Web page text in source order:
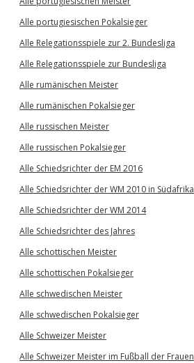
Alle portugiesischen Pokalsieger
Alle Relegationsspiele zur 2. Bundesliga
Alle Relegationsspiele zur Bundesliga
Alle rumänischen Meister
Alle rumänischen Pokalsieger
Alle russischen Meister
Alle russischen Pokalsieger
Alle Schiedsrichter der EM 2016
Alle Schiedsrichter der WM 2010 in Südafrika
Alle Schiedsrichter der WM 2014
Alle Schiedsrichter des Jahres
Alle schottischen Meister
Alle schottischen Pokalsieger
Alle schwedischen Meister
Alle schwedischen Pokalsieger
Alle Schweizer Meister
Alle Schweizer Meister im Fußball der Frauen